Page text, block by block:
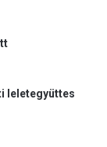
leletegyüttes